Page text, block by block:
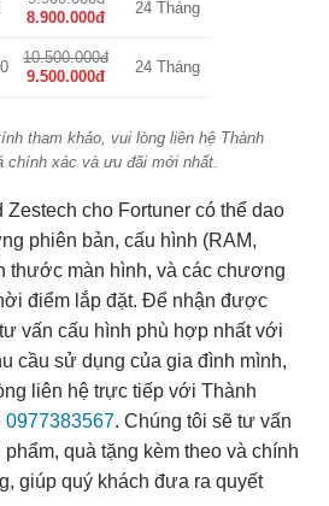
8.900.000đ
24 Tháng
10.500.000đ
9.500.000đ
24 Tháng
tham khảo, vui lòng liên hệ Thành
chính xác và ưu đãi mới nhất.
Zestech cho Fortuner có thể dao
phiên bản, cấu hình (RAM,
thước màn hình, và các chương
điểm lắp đặt. Để nhận được
vấn cấu hình phù hợp nhất với
cầu sử dụng của gia đình mình,
liên hệ trực tiếp với Thành
0977383567. Chúng tôi sẽ tư vấn
quà tặng kèm theo và chính
giúp quý khách đưa ra quyết